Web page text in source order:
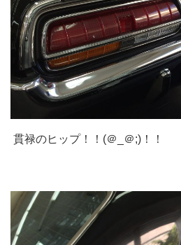
貫禄のヒップ！！(＠_＠;)！！